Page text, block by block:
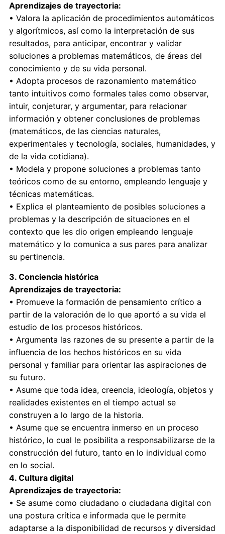
Aprendizajes de trayectoria:
• Valora la aplicación de procedimientos automáticos
y algorítmicos, así como la interpretación de sus
resultados, para anticipar, encontrar y validar
soluciones a problemas matemáticos, de áreas del
conocimiento y de su vida personal.
• Adopta procesos de razonamiento matemático
tanto intuitivos como formales tales como observar,
intuir, conjeturar, y argumentar, para relacionar
información y obtener conclusiones de problemas
(matemáticos, de las ciencias naturales,
experimentales y tecnología, sociales, humanidades, y
de la vida cotidiana).
• Modela y propone soluciones a problemas tanto
teóricos como de su entorno, empleando lenguaje y
técnicas matemáticas.
• Explica el planteamiento de posibles soluciones a
problemas y la descripción de situaciones en el
contexto que les dio origen empleando lenguaje
matemático y lo comunica a sus pares para analizar
su pertinencia.
3. Conciencia histórica
Aprendizajes de trayectoria:
• Promueve la formación de pensamiento crítico a
partir de la valoración de lo que aportó a su vida el
estudio de los procesos históricos.
• Argumenta las razones de su presente a partir de la
influencia de los hechos históricos en su vida
personal y familiar para orientar las aspiraciones de
su futuro.
• Asume que toda idea, creencia, ideología, objetos y
realidades existentes en el tiempo actual se
construyen a lo largo de la historia.
• Asume que se encuentra inmerso en un proceso
histórico, lo cual le posibilita a responsabilizarse de la
construcción del futuro, tanto en lo individual como
en lo social.
4. Cultura digital
Aprendizajes de trayectoria:
• Se asume como ciudadano o ciudadana digital con
una postura crítica e informada que le permite
adaptarse a la disponibilidad de recursos y diversidad